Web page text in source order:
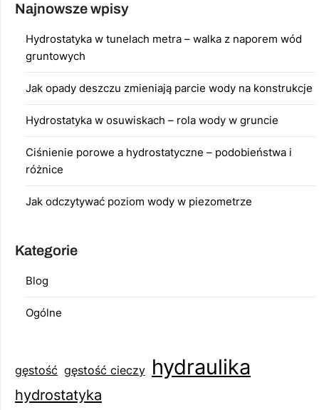
Najnowsze wpisy
Hydrostatyka w tunelach metra – walka z naporem wód
gruntowych
Jak opady deszczu zmieniają parcie wody na konstrukcje
Hydrostatyka w osuwiskach – rola wody w gruncie
Ciśnienie porowe a hydrostatyczne – podobieństwa i
różnice
Jak odczytywać poziom wody w piezometrze
Kategorie
Blog
Ogólne
gęstość gęstość cieczy hydraulika
hydrostatyka